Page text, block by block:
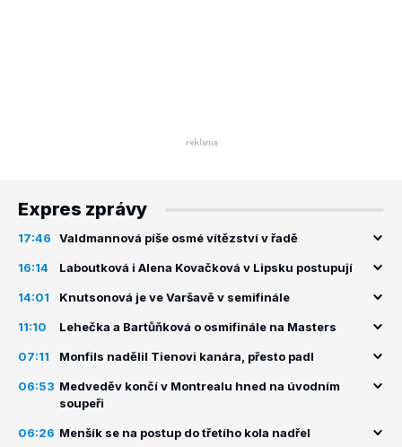
Expres zprávy
17:46 Valdmannová píše osmé vítězství v řadě
16:14 Laboutková i Alena Kovačková v Lipsku postupují
14:01 Knutsonová je ve Varšavě v semifinále
11:10 Lehečka a Bartůňková o osmifinále na Masters
07:11 Monfils nadělil Tienovi kanára, přesto padl
06:53 Medveděv končí v Montrealu hned na úvodním
soupeři
06:26 Menšík se na postup do třetího kola nadřel